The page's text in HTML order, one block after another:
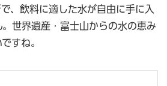
、飲料に適した水が自由に手に入
世界遺産・富士山からの水の恵み
すね。